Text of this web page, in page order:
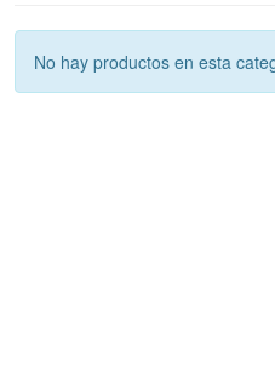
No hay productos en esta